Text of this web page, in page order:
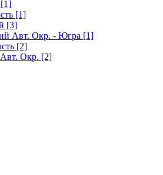
[1]
[1]
[3]
Авт. Окр. - Югра [1]
[2]
Окр. [2]